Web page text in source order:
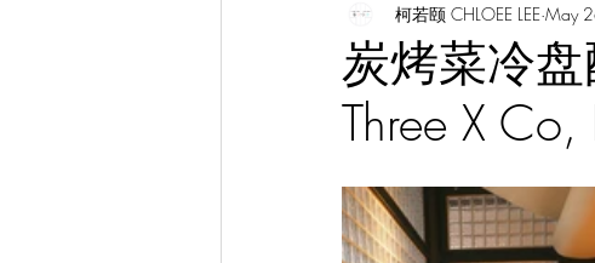
Pasar | 夜市
炭烤菜冷盘
Three X
柯若颐 CHLOEE LEE May